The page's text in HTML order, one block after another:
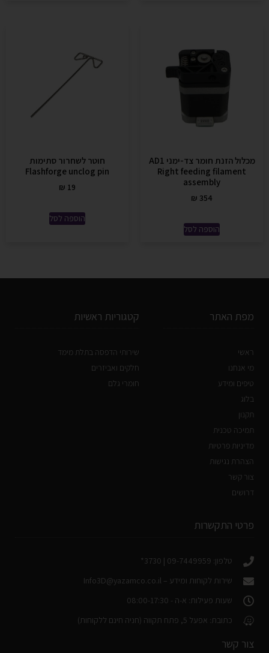
מכלול הזנת חומר צד-ימני AD1
Right feeding filament
assembly
₪ 354
הוספה לסל
חוטר לשחרור סתימות
Flashforge unclog pin
₪ 19
הוספה לסל
מפת האתר
ראשי
מי אנחנו
טיפים ומידע
בלוג
תקנון
תמיכה טכנית
מדיניות פרטיות
הצהרת נגישות
צור קשר
דרושים
קטגוריות ראשיות
שירותי הדפסה בתלת מימד
חלקים ואביזרים
חומרי גלם
פרטי התקשרות
טלפון: 09-7449959 | 3730*
שירות לקוחות ומידע – Info3D@yazamco.co.il
שעות פעילות: א-ה - 08:00-17:30
כתובת: אפעל 5, פתח תקווה (חניה חינם ללקוחות)
צור קשר